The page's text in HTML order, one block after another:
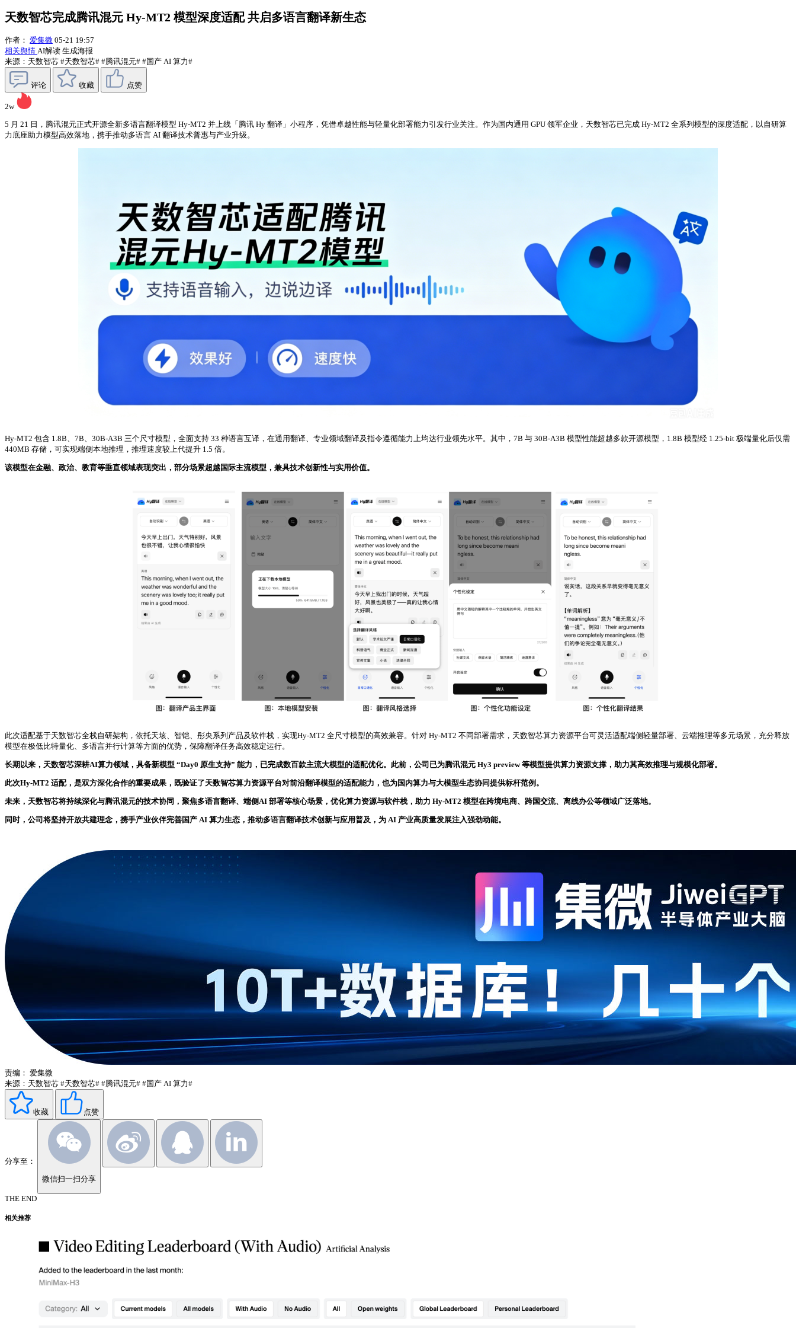
天数智芯完成腾讯混元 Hy-MT2 模型深度适配 共启多语言翻译新生态
作者： 爱集微 05-21 19:57
相关舆情 AI解读 生成海报
来源：天数智芯 #天数智芯# #腾讯混元# #国产 AI 算力#
评论 收藏 点赞
2w
5 月 21 日，腾讯混元正式开源全新多语言翻译模型 Hy-MT2 并上线「腾讯 Hy 翻译」小程序，凭借卓越性能与轻量化部署能力引发行业关注。作为国内通用 GPU 领军企业，天数智芯已完成 Hy-MT2 全系列模型的深度适配，以自研算
力底座助力模型高效落地，携手推动多语言 AI 翻译技术普惠与产业升级。
Hy-MT2 包含 1.8B、7B、30B-A3B 三个尺寸模型，全面支持 33 种语言互译，在通用翻译、专业领域翻译及指令遵循能力上均达行业领先水平。其中，7B 与 30B-A3B 模型性能超越多款开源模型，1.8B 模型经 1.25-bit 极端量化后仅需
440MB 存储，可实现端侧本地推理，推理速度较上代提升 1.5 倍。
该模型在金融、政治、教育等垂直领域表现突出，部分场景超越国际主流模型，兼具技术创新性与实用价值。
此次适配基于天数智芯全栈自研架构，依托天垓、智铠、彤央系列产品及软件栈，实现Hy-MT2 全尺寸模型的高效兼容。针对 Hy-MT2 不同部署需求，天数智芯算力资源平台可灵活适配端侧轻量部署、云端推理等多元场景，充分释放
模型在极低比特量化、多语言并行计算等方面的优势，保障翻译任务高效稳定运行。
长期以来，天数智芯深耕AI算力领域，具备新模型 “Day0 原生支持” 能力，已完成数百款主流大模型的适配优化。此前，公司已为腾讯混元 Hy3 preview 等模型提供算力资源支撑，助力其高效推理与规模化部署。
此次Hy-MT2 适配，是双方深化合作的重要成果，既验证了天数智芯算力资源平台对前沿翻译模型的适配能力，也为国 内算力与大模型生态协同提供标杆范例。
未来，天数智芯将持续深化与腾讯混元的技术协同，聚焦多语言翻译、端侧AI 部署等核心场景，优化算力资源与软件栈，助力 Hy-MT2 模型在跨境电商、跨国交流、离线办公等领域广泛落地。
同时，公司将坚持开放共建理念，携手产业伙伴完善国产 AI 算力生态，推动多语言翻译技术创新与应用普及，为 AI 产业高质量发展注入强劲动能。
责编： 爱集微
来源：天数智芯 #天数智芯# #腾讯混元# #国产 AI 算力#
收藏 点赞
分享至：
微信扫一扫分享
THE END
相关推荐